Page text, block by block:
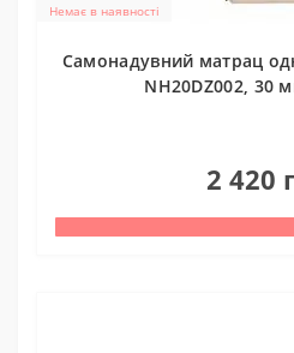
Немає в наявності
Самонадувний матрац
NH20DZ002, 30
2 420